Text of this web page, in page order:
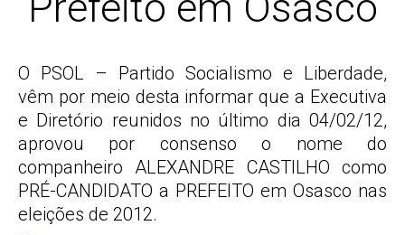
O PSOL – Partido Socialismo e Liberdade,
vêm por meio desta informar que a Executiva
e Diretório reunidos no último dia 04/02/12,
aprovou por consenso o nome do
companheiro ALEXANDRE CASTILHO como
PRÉ-CANDIDATO a PREFEITO em Osasco nas
eleições de 2012.